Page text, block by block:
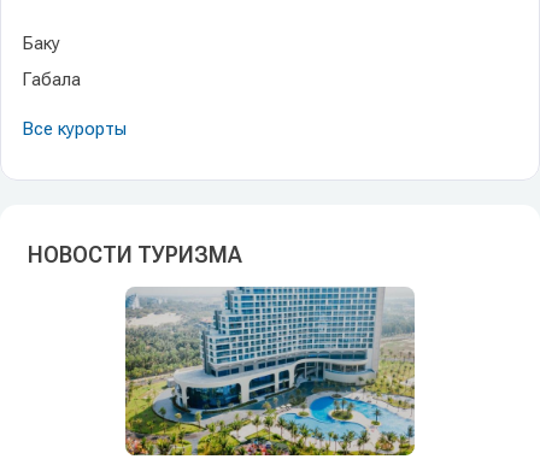
Баку
Габала
Все курорты
НОВОСТИ ТУРИЗМА